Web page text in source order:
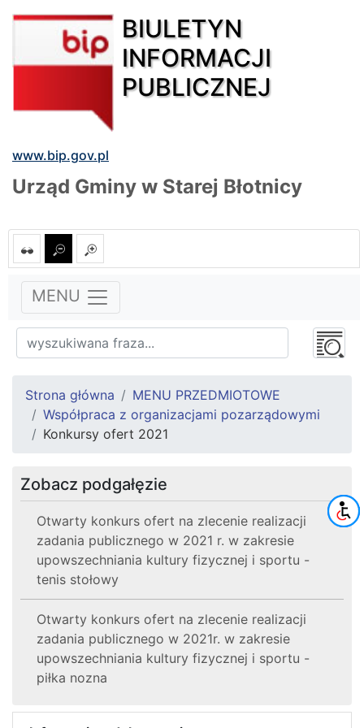
BIULETYN
INFORMACJI
PUBLICZNEJ
www.bip.gov.pl
Urząd Gminy w Starej Błotnicy
MENU
Strona główna
MENU PRZEDMIOTOWE
Współpraca z organizacjami pozarządowymi
Konkursy ofert 2021
Zobacz podgałęzie
Otwarty konkurs ofert na zlecenie realizacji
zadania publicznego w 2021 r. w zakresie
upowszechniania kultury fizycznej i sportu -
tenis stołowy
Otwarty konkurs ofert na zlecenie realizacji
zadania publicznego w 2021r. w zakresie
upowszechniania kultury fizycznej i sportu -
piłka nozna